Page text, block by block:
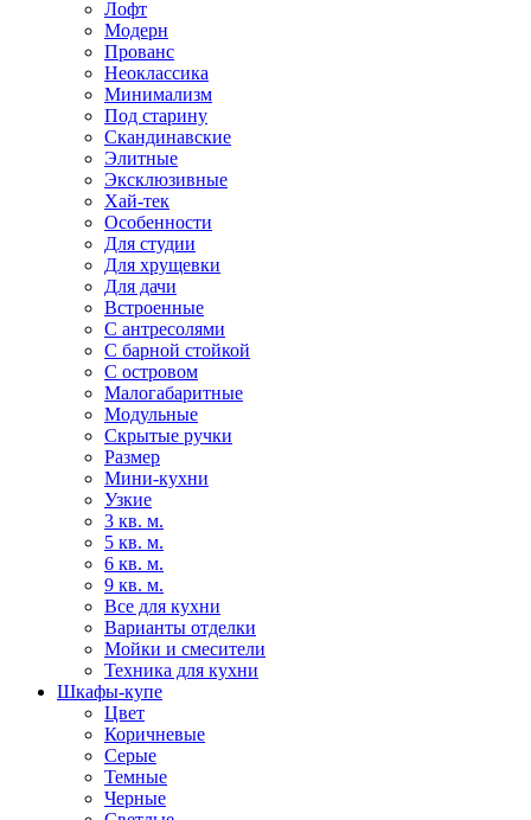
Лофт
Модерн
Прованс
Неоклассика
Минимализм
Под старину
Скандинавские
Элитные
Эксклюзивные
Хай-тек
Особенности
Для студии
Для хрущевки
Для дачи
Встроенные
С антресолями
С барной стойкой
С островом
Малогабаритные
Модульные
Скрытые ручки
Размер
Мини-кухни
Узкие
3 кв. м.
5 кв. м.
6 кв. м.
9 кв. м.
Все для кухни
Варианты отделки
Мойки и смесители
Техника для кухни
Шкафы-купе
Цвет
Коричневые
Серые
Темные
Черные